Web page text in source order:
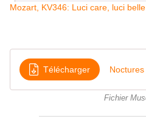
Mozart, KV346: Luci care, luci belle
Télécharger
Fichier